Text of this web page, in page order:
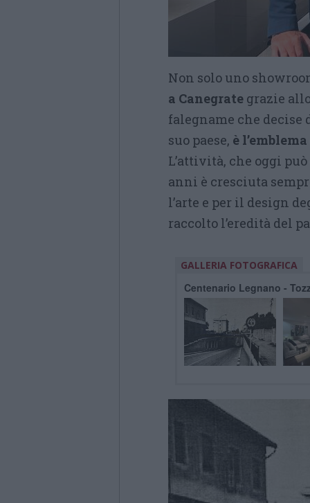
Non solo uno
a Canegrate grazie
falegname che
suo paese, è
L’attività, che oggi
anni è cresciuta
l’arte e per il design
raccolto l’eredità del
GALLERIA FOTOGRAFICA
Centenario Legnano -